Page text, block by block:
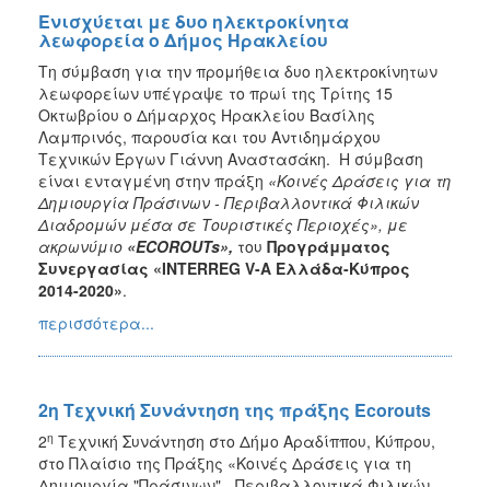
Ενισχύεται με δυο ηλεκτροκίνητα
λεωφορεία ο Δήμος Ηρακλείου
Τη σύμβαση για την προμήθεια δυο ηλεκτροκίνητων
λεωφορείων υπέγραψε το πρωί της Τρίτης 15
Οκτωβρίου ο Δήμαρχος Ηρακλείου Βασίλης
Λαμπρινός, παρουσία και του Αντιδημάρχου
Τεχνικών Έργων Γιάννη Αναστασάκη. Η σύμβαση
είναι ενταγμένη στην πράξη «Κοινές Δράσεις για τη
Δημιουργία Πράσινων - Περιβαλλοντικά Φιλικών
Διαδρομών μέσα σε Τουριστικές Περιοχές», με
ακρωνύμιο «ECOROUTs», του Προγράμματος
Συνεργασίας «INTERREG V-Α Ελλάδα-Κύπρος
2014-2020».
περισσότερα...
2η Τεχνική Συνάντηση της πράξης Ecorouts
2η Τεχνική Συνάντηση στο Δήμο Αραδίππου, Κύπρου,
στο Πλαίσιο της Πράξης «Κοινές Δράσεις για τη